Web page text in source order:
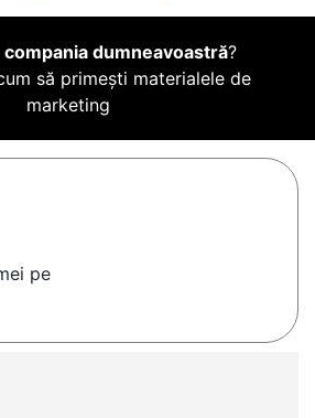
compania dumneavoastră?
să primești materialele de
marketing
pe